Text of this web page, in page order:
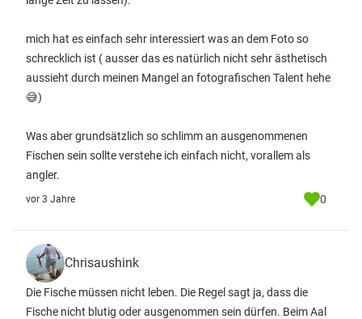
mich hat es einfach sehr interessiert was an dem Foto so
schrecklich ist ( ausser das es natürlich nicht sehr ästhetisch
aussieht durch meinen Mangel an fotografischen Talent hehe
😅)
Was aber grundsätzlich so schlimm an ausgenommenen
Fischen sein sollte verstehe ich einfach nicht, vorallem als
angler.
vor 3 Jahre 0
Chrisaushink
Die Fische müssen nicht leben. Die Regel sagt ja, dass die
Fische nicht blutig oder ausgenommen sein dürfen. Beim Aal